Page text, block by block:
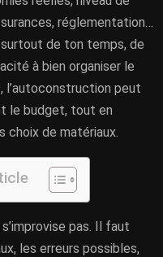
réglementation…
de ton temps, de
à bien organiser le
l’autoconstruction peut
le budget, tout en
choix de matériaux.
pas. Il faut
les erreurs possibles,